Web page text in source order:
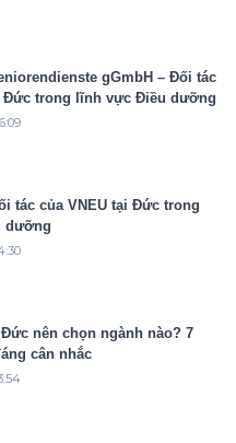
gGmbH – Đối tác
Đức trong lĩnh vực Điều dưỡng
tác của VNEU tại Đức trong
dưỡng
nên chọn ngành nào? 7
cân nhắc